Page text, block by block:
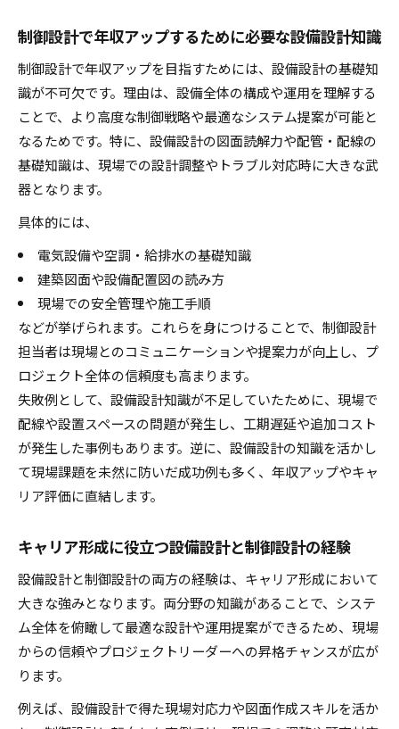
制御設計で年収アップするために必要な設備設計知識
制御設計で年収アップを目指すためには、設備設計の基礎知
識が不可欠です。理由は、設備全体の構成や運用を理解する
ことで、より高度な制御戦略や最適なシステム提案が可能と
なるためです。特に、設備設計の図面読解力や配管・配線の
基礎知識は、現場での設計調整やトラブル対応時に大きな武
器となります。
具体的には、
電気設備や空調・給排水の基礎知識
建築図面や設備配置図の読み方
現場での安全管理や施工手順
などが挙げられます。これらを身につけることで、制御設計
担当者は現場とのコミュニケーションや提案力が向上し、プ
ロジェクト全体の信頼度も高まります。
失敗例として、設備設計知識が不足していたために、現場で
配線や設置スペースの問題が発生し、工期遅延や追加コスト
が発生した事例もあります。逆に、設備設計の知識を活かし
て現場課題を未然に防いだ成功例も多く、年収アップやキャ
リア評価に直結します。
キャリア形成に役立つ設備設計と制御設計の経験
設備設計と制御設計の両方の経験は、キャリア形成において
大きな強みとなります。両分野の知識があることで、システ
ム全体を俯瞰して最適な設計や運用提案ができるため、現場
からの信頼やプロジェクトリーダーへの昇格チャンスが広が
ります。
例えば、設備設計で得た現場対応力や図面作成スキルを活か